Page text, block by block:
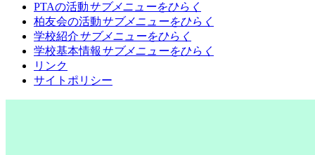
PTAの活動サブメニューをひらく
柏友会の活動サブメニューをひらく
学校紹介サブメニューをひらく
学校基本情報 サブメニューをひらく
リンク
サイトポリシー